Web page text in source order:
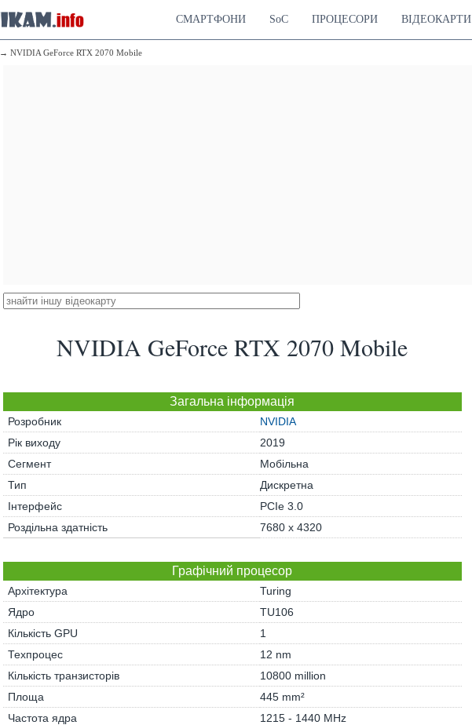
СМАРТФОНИ SoC ПРОЦЕСОРИ ВІДЕОКАРТИ
→ NVIDIA GeForce RTX 2070 Mobile
NVIDIA GeForce RTX 2070 Mobile
Загальна інформація
Розробник
NVIDIA
Рік виходу
2019
Сегмент
Мобільна
Тип
Дискретна
Інтерфейс
PCIe 3.0
Роздільна здатність
7680 x 4320
Графічний процесор
Архітектура
Turing
Ядро
TU106
Кількість GPU
1
Техпроцес
12 nm
Кількість транзисторів
10800 million
Площа
445 mm²
Частота ядра
1215 - 1440 MHz